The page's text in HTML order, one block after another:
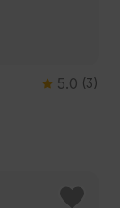
5.0 (3)